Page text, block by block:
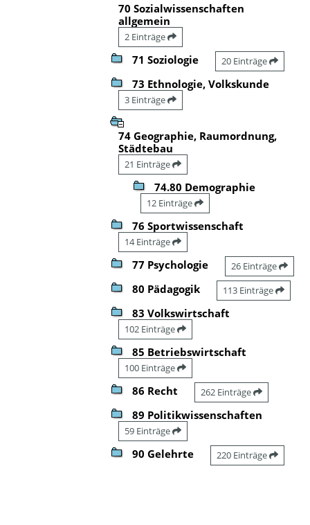
70 Sozialwissenschaften
allgemein
2 Einträge
71 Soziologie 20 Einträge
73 Ethnologie, Volkskunde
3 Einträge
74 Geographie, Raumordnung,
Städtebau
21 Einträge
74.80 Demographie
12 Einträge
76 Sportwissenschaft
14 Einträge
77 Psychologie 26 Einträge
80 Pädagogik 113 Einträge
83 Volkswirtschaft
102 Einträge
85 Betriebswirtschaft
100 Einträge
86 Recht 262 Einträge
89 Politikwissenschaften
59 Einträge
90 Gelehrte 220 Einträge